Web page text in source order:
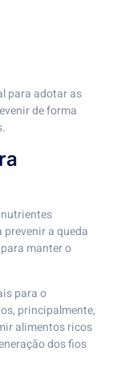
para adotar as
de forma
prevenir a queda
manter o
para o
principalmente,
alimentos ricos
dos fios